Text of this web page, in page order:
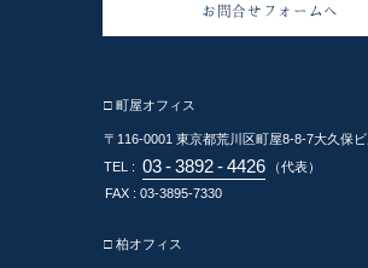
お問合せフォームへ
□ 町屋オフィス
〒116-0001 東京都荒川区町屋8-8-7大久保
TEL : 03 - 3892 - 4426
（代表）
FAX : 03-3895-7330
□ 柏オフィス